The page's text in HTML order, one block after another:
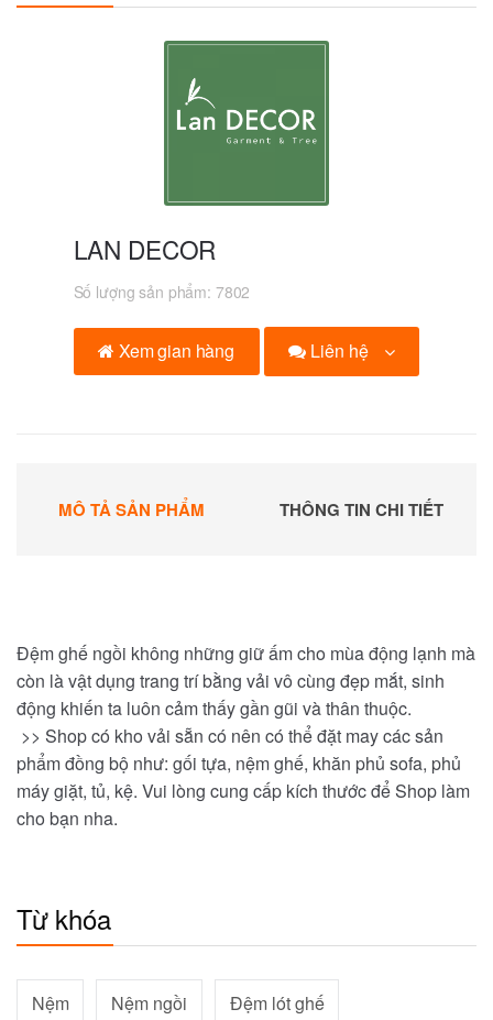
LAN DECOR
Số lượng sản phẩm: 7802
Xem gian hàng Liên hệ
MÔ TẢ SẢN PHẨM THÔNG TIN CHI TIẾT
Đệm ghế ngồi không những giữ ấm cho mùa động lạnh mà
còn là vật dụng trang trí bằng vải vô cùng đẹp mắt, sinh
động khiến ta luôn cảm thấy gần gũi và thân thuộc.
>> Shop có kho vải sẵn có nên có thể đặt may các sản
phẩm đồng bộ như: gối tựa, nệm ghế, khăn phủ sofa, phủ
máy giặt, tủ, kệ. Vui lòng cung cấp kích thước để Shop làm
cho bạn nha.
Từ khóa
Nệm Nệm ngồi Đệm lót ghế